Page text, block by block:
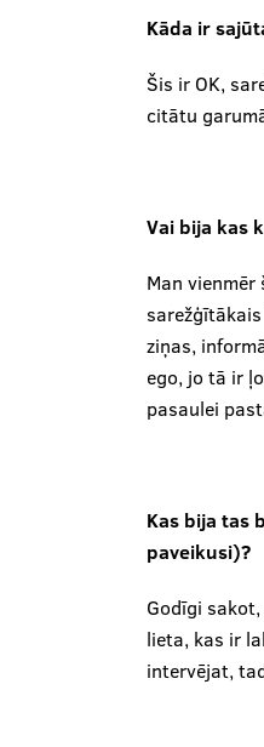
Kāda ir
Šis ir OK,
citātu
Vai bija kas
Man
ziņas,
ego, jo tā ir
pasaulei
Kas bija tas
paveikusi)?
Godīgi
lieta, kas ir
intervējat,